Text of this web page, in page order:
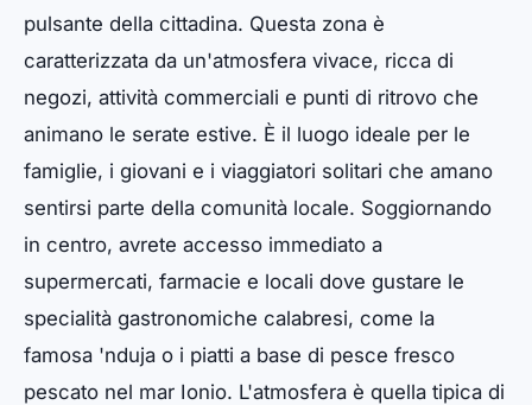
pulsante della cittadina. Questa zona è
caratterizzata da un'atmosfera vivace, ricca di
negozi, attività commerciali e punti di ritrovo che
animano le serate estive. È il luogo ideale per le
famiglie, i giovani e i viaggiatori solitari che amano
sentirsi parte della comunità locale. Soggiornando
in centro, avrete accesso immediato a
supermercati, farmacie e locali dove gustare le
specialità gastronomiche calabresi, come la
famosa 'nduja o i piatti a base di pesce fresco
pescato nel mar Ionio. L'atmosfera è quella tipica di